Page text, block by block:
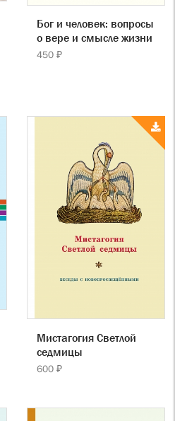
Бог и человек: вопросы
о вере и смысле жизни
450 ₽
Мистагогия Светлой
седмицы
600 ₽